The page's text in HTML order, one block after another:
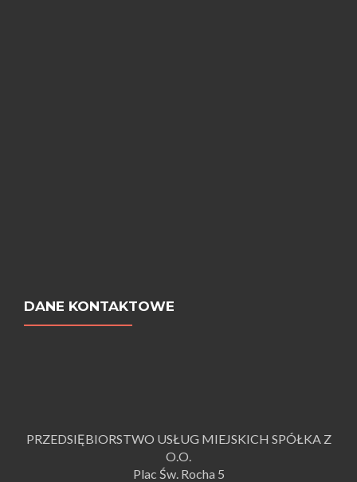
DANE KONTAKTOWE
PRZEDSIĘBIORSTWO USŁUG MIEJSKICH SPÓŁKA Z
O.O.
Plac Św. Rocha 5